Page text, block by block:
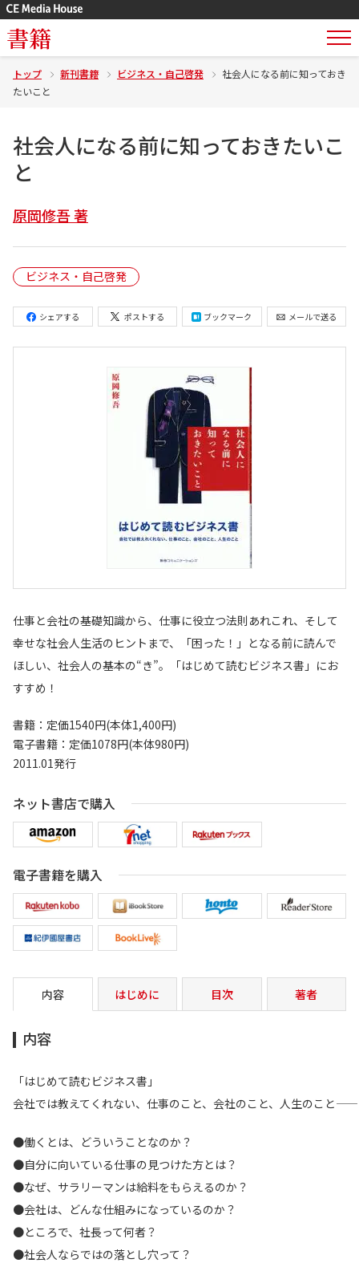
書籍
トップ 新刊書籍 ビジネス・自己啓発
社会人になる前に知っておき
たいこと
社会人になる前に知っておきたいこ
と
原岡修吾 著
ビジネス・自己啓発
シェアする ポストする ブックマーク メールで送る
仕事と会社の基礎知識から、仕事に役立つ法則あれこれ、そして
幸せな社会人生活のヒントまで、「困った！」となる前に読んで
ほしい、社会人の基本の“き”。「はじめて読むビジネス書」にお
すすめ！
書籍：定価1540円(本体1,400円)
電子書籍：定価1078円(本体980円)
2011.01発行
ネット書店で購入
電子書籍を購入
内容 はじめに 目次 著者
内容
「はじめて読むビジネス書」
会社では教えてくれない、仕事のこと、会社のこと、人生のこと――
●働くとは、どういうことなのか？
●自分に向いている仕事の見つけた方とは？
●なぜ、サラリーマンは給料をもらえるのか？
●会社は、どんな仕組みになっているのか？
●ところで、社長って何者？
●社会人ならではの落とし穴って？